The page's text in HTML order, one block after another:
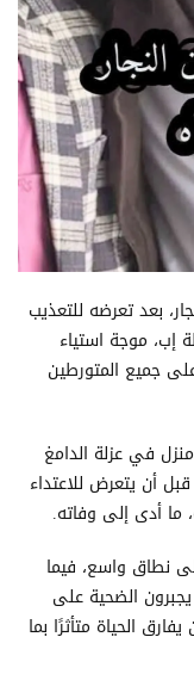
بعد تعرضه للتعذيب
إب، موجة استياء
جميع المتورطين
في عزلة الدامغ
أن يتعرض للاعتداء
ما أدى إلى وفاته.
نطاق واسع، فيما
يجبرون الضحية على
الحياة متأثرًا بما